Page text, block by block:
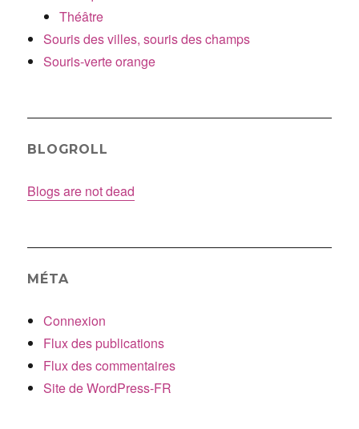
Théâtre
Souris des villes, souris des champs
Souris-verte orange
BLOGROLL
Blogs are not dead
MÉTA
Connexion
Flux des publications
Flux des commentaires
Site de WordPress-FR